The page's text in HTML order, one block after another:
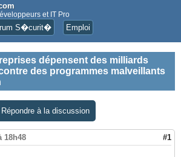
et IT Pro
S�curit� Emploi
dépensent des milliards
des programmes malveillants
Répondre à la discussion
18h48 #1